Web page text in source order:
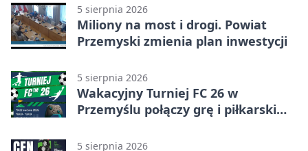
5 sierpnia 2026
Miliony na most i drogi. Powiat
Przemyski zmienia plan inwestycji
5 sierpnia 2026
Wakacyjny Turniej FC 26 w
Przemyślu połączy grę i piłkarski
5 sierpnia 2026